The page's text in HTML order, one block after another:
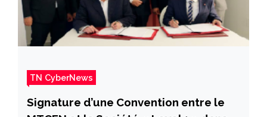
TN CyberNews
Signature d’une Convention entre le